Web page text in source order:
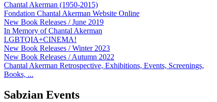
Chantal Akerman (1950-2015)
Fondation Chantal Akerman Website Online
New Book Releases / June 2019
In Memory of Chantal Akerman
LGBTQIA+CINEMA!
New Book Releases / Winter 2023
New Book Releases / Autumn 2022
Chantal Akerman Retrospective, Exhibitions, Events, Screenings,
Books, ...
Sabzian Events